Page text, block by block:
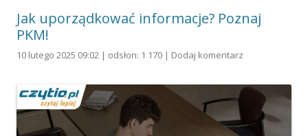
Jak uporządkować informacje? Poznaj
PKM!
10 lutego 2025 09:02 | odsłon: 1 170 | Dodaj komentarz